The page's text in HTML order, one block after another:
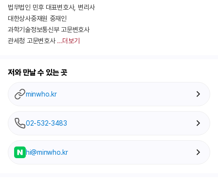
법무법인 민후 대표변호사, 변리사
대한상사중재원 중재인
과학기술정보통신부 고문변호사
관세청 고문변호사 ...더보기
저와 만날 수 있는 곳
minwho.kr
02-532-3483
hi@minwho.kr